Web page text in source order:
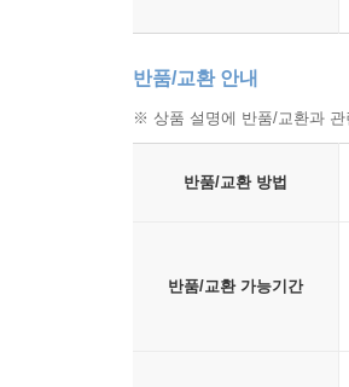
반품/교환 안내
※ 상품 설명에 반품/교환과 관
반품/교환 방법
반품/교환 가능기간